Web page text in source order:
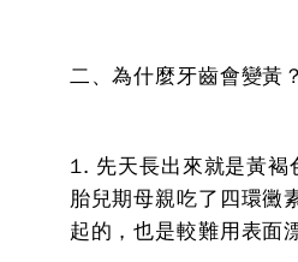
二、為什麼牙齒會變黃？
1. 先天長出來就是黃褐
胎兒期母親吃了四環黴
起的，也是較難用表面